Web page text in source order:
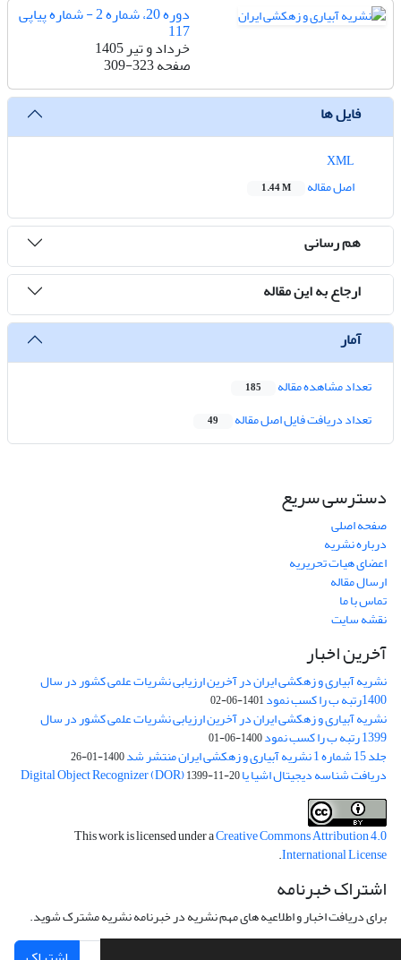
دوره 20، شماره 2 - شماره پیاپی
117
خرداد و تیر 1405
صفحه309-323
فایل ها
اصل مقاله
1.44 M
هم رسانی
ارجاع به این مقاله
آمار
تعداد مشاهده مقاله 185
تعداد دریافت فایل اصل مقاله 49
دسترسی سریع
صفحه اصلی
درباره نشریه
اعضای هیات تحریریه
ارسال مقاله
تماس با ما
نقشه سایت
آخرین اخبار
نشریه آبیاری و زهکشی ایران در آخرین ارزیابی نشریات علمی کشور در سال
1400رتبه ب را کسب نمود 1401-06-02
نشریه آبیاری و زهکشی ایران در آخرین ارزیابی نشریات علمی کشور در سال
1399 رتبه ب را کسب نمود 1400-06-01
جلد 15 شماره 1 نشریه آبیاری و زهکشی ایران منتشر شد 1400-01-26
دریافت شناسه دیجیتال اشیا یا Digital Object Recognizer (DOR)1399-11-20
This work is licensed under aCreative Commons Attribution 4.0
International License
.
اشتراک خبرنامه
برای دریافت اخبار و اطلاعیه های مهم نشریه در خبرنامه نشریه مشترک شوید.